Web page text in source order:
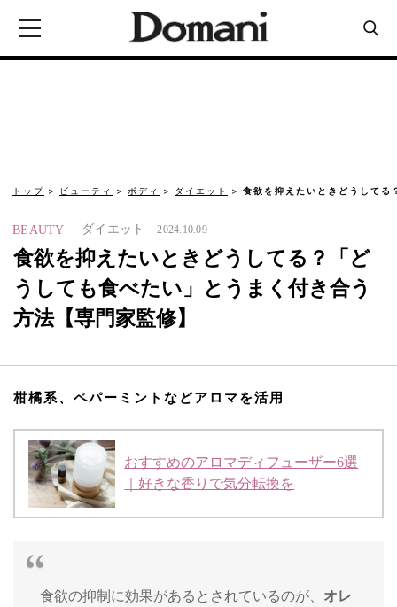
トップ ビューティ ボディ ダイエット 食欲を抑えたいときどうして
BEAUTY ダイエット 2024.10.09
食欲を抑えたいときどうしてる？「ど
うしても食べたい」とうまく付き合う
方法【専門家監修】
柑橘系、ペパーミントなどアロマを活用
おすすめのアロマディフューザー6選
｜好きな香りで気分転換を
食欲の抑制に効果があるとされているのが、 オレ